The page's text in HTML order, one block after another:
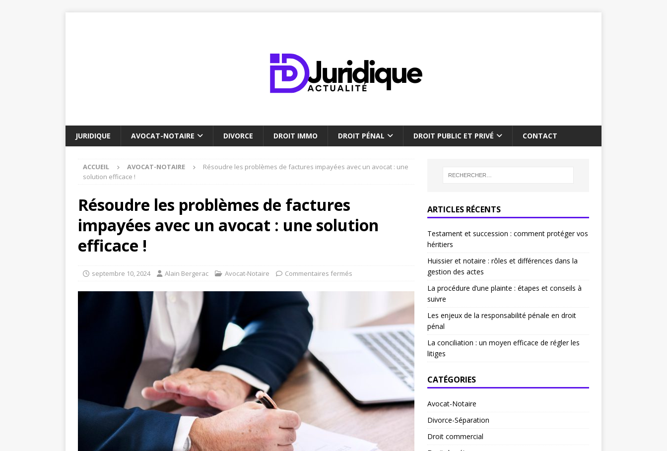
JURIDIQUE AVOCAT-NOTAIRE DIVORCE DROIT IMMO DROIT PÉNAL DROIT PUBLIC ET PRIVÉ CONTACT
ACCUEIL AVOCAT-NOTAIRE
Résoudre les problèmes de factures impayées avec un avocat : une
solution efficace !
Résoudre les problèmes de factures
impayées avec un avocat : une solution
efficace !
septembre 10, 2024 Alain Bergerac Avocat-Notaire Commentaires fermés
ARTICLES RÉCENTS
Testament et succession : comment protéger vos
héritiers
Huissier et notaire : rôles et différences dans la
gestion des actes
La procédure d’une plainte : étapes et conseils à
suivre
Les enjeux de la responsabilité pénale en droit
pénal
La conciliation : un moyen efficace de régler les
litiges
CATÉGORIES
Avocat-Notaire
Divorce-Séparation
Droit commercial